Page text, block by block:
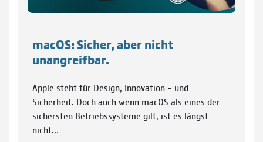
macOS: Sicher, aber nicht
unangreifbar.
Apple steht für Design, Innovation – und
Sicherheit. Doch auch wenn macOS als eines der
sichersten Betriebssysteme gilt, ist es längst
nicht…